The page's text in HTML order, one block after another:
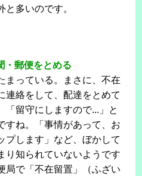
と多いのです。
・郵便をとめる
まっている。まさに、不在
連絡をして、配達をとめて
「留守にしますので...」と
すね。「事情があって、お
プします」など、ぼかして
り知られていないようです
局で「不在留置」（ふざい